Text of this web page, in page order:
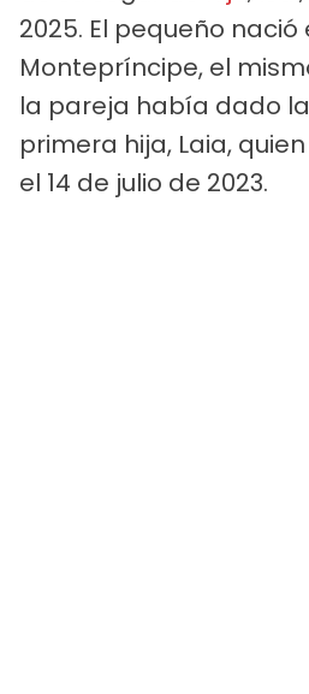
2025. El pequeño
Montepríncipe, el
la pareja había dado
primera hija, Laia,
el 14 de julio de 2023.